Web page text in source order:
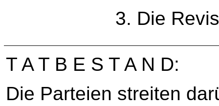
3. Die
T A T B E S T A N D:
Die Parteien streiten